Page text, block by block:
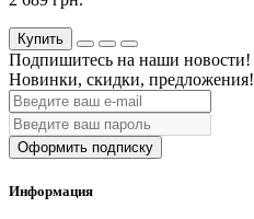
Купить
Подпишитесь на наши новости!
Новинки, скидки, предложения!
Оформить подписку
Информация